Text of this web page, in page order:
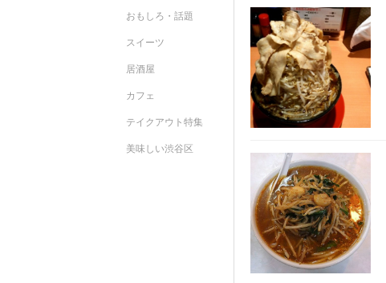
おもしろ・話題
スイーツ
居酒屋
カフェ
テイクアウト特集
美味しい渋谷区